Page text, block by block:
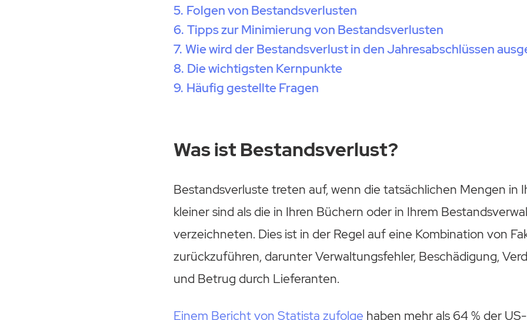
Folgen von Bestandsverlusten
Tipps zur Minimierung von Bestandsverlusten
Wie wird der Bestandsverlust in den Jahresabschlüssen
Die wichtigsten Kernpunkte
Häufig gestellte Fragen
Was ist Bestandsverlust?
Bestandsverluste treten auf, wenn die tatsächlichen Mengen in
kleiner sind als die in Ihren Büchern oder in Ihrem
verzeichneten. Dies ist in der Regel auf eine Kombination von
zurückzuführen, darunter Verwaltungsfehler, Beschädigung,
und Betrug durch Lieferanten.
Einem Bericht von Statista zufolge haben mehr als 64 % der US-